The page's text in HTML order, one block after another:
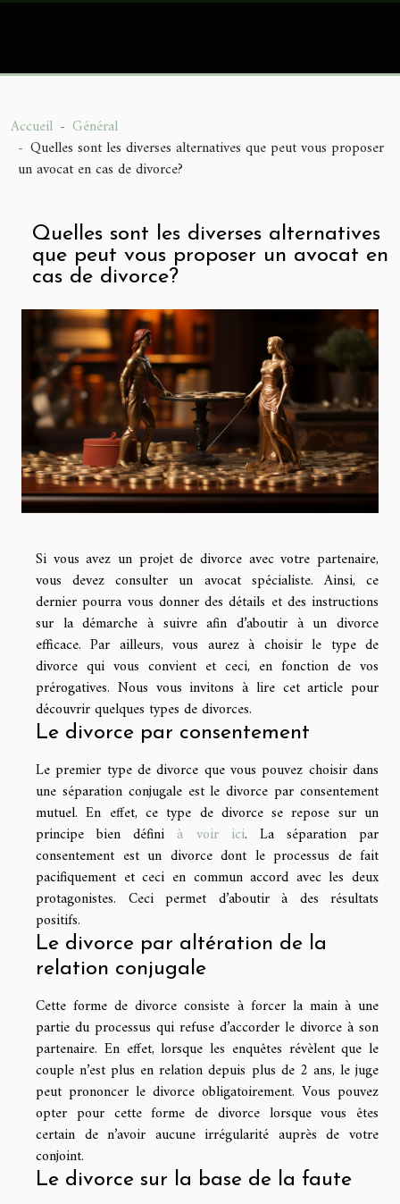
Accueil
Général
Quelles sont les diverses alternatives que peut vous proposer
un avocat en cas de divorce?
Quelles sont les diverses alternatives
que peut vous proposer un avocat en
cas de divorce?
Si vous avez un projet de divorce avec votre partenaire,
vous devez consulter un avocat spécialiste. Ainsi, ce
dernier pourra vous donner des détails et des instructions
sur la démarche à suivre afin d’aboutir à un divorce
efficace. Par ailleurs, vous aurez à choisir le type de
divorce qui vous convient et ceci, en fonction de vos
prérogatives. Nous vous invitons à lire cet article pour
découvrir quelques types de divorces.
Le divorce par consentement
Le premier type de divorce que vous pouvez choisir dans
une séparation conjugale est le divorce par consentement
mutuel. En effet, ce type de divorce se repose sur un
principe bien défini à voir ici. La séparation par
consentement est un divorce dont le processus de fait
pacifiquement et ceci en commun accord avec les deux
protagonistes. Ceci permet d’aboutir à des résultats
positifs.
Le divorce par altération de la
relation conjugale
Cette forme de divorce consiste à forcer la main à une
partie du processus qui refuse d’accorder le divorce à son
partenaire. En effet, lorsque les enquêtes révèlent que le
couple n’est plus en relation depuis plus de 2 ans, le juge
peut prononcer le divorce obligatoirement. Vous pouvez
opter pour cette forme de divorce lorsque vous êtes
certain de n’avoir aucune irrégularité auprès de votre
conjoint.
Le divorce sur la base de la faute